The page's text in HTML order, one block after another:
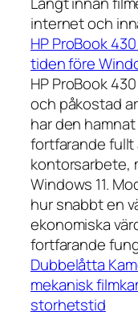
internet och
HP ProBook
tiden före
HP ProBook
och påkostad
har den
fortfarande fullt
kontorsarbete,
Windows 11.
hur snabbt en
ekonomiska
fortfarande
Dubbelåtta
mekanisk
storhetstid